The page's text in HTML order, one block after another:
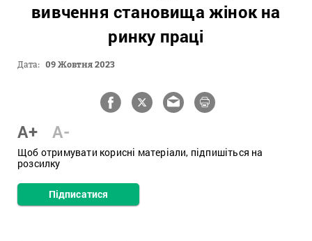
вивчення становища жінок на
ринку праці
Дата: 09 Жовтня 2023
A+ A-
Щоб отримувати корисні матеріали, підпишіться на
розсилку
Підписатися